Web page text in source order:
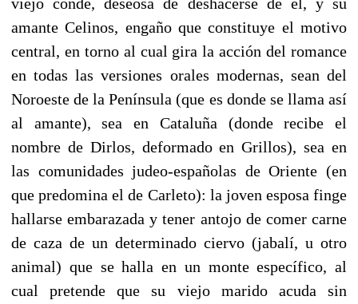
amante Celinos, engaño que constituye el motivo
central, en torno al cual gira la acción del romance
en todas las versiones orales modernas, sean del
Noroeste de la Península (que es donde se llama así
al amante), sea en Cataluña (donde recibe el
nombre de Dirlos, deformado en Grillos), sea en
las comunidades judeo-españolas de Oriente (en
que predomina el de Carleto): la joven esposa finge
hallarse embarazada y tener antojo de comer carne
de caza de un determinado ciervo (jabalí, u otro
animal) que se halla en un monte específico, al
cual pretende que su viejo marido acuda sin